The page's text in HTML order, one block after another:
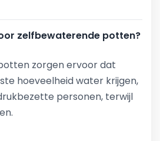
zelfbewaterende potten?
zorgen ervoor dat
hoeveelheid water krijgen,
personen, terwijl